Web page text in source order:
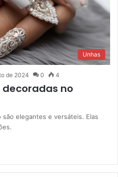
Unhas
de 2024 0 4
decoradas no
elegantes e versáteis. Elas